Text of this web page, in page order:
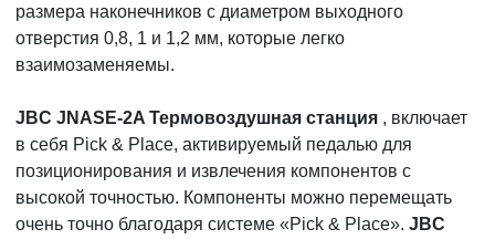
размера наконечников с диаметром выходного
отверстия 0,8, 1 и 1,2 мм, которые легко
взаимозаменяемы.
JBC JNASE-2A Термовоздушная станция , включает
в себя Pick & Place, активируемый педалью для
позиционирования и извлечения компонентов с
высокой точностью. Компоненты можно перемещать
очень точно благодаря системе «Pick & Place». JBC